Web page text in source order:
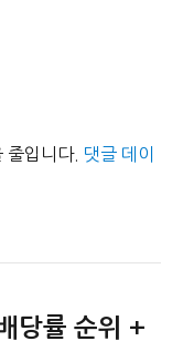
줄입니다. 댓글 데이
당률 순위 +